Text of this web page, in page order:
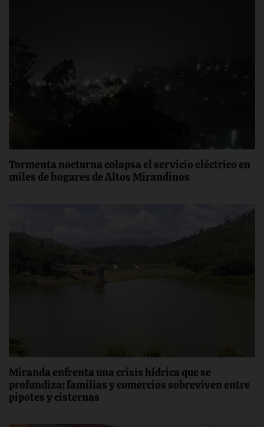
Tormenta nocturna colapsa el servicio eléctrico en
miles de hogares de Altos Mirandinos
Miranda enfrenta una crisis hídrica que se
profundiza: familias y comercios sobreviven entre
pipotes y cisternas